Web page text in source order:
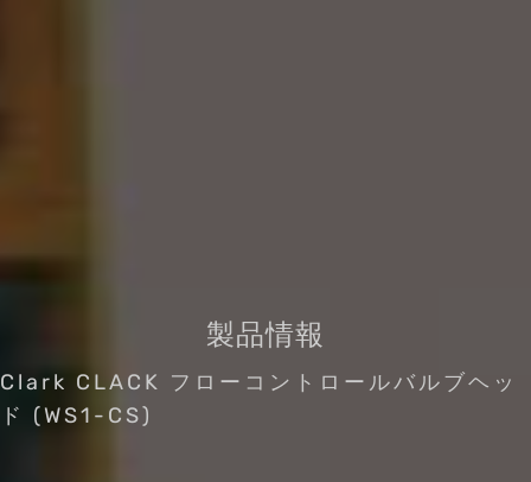
製品情報
Clark CLACK フローコントロールバルブヘッ
ド (WS1-CS)